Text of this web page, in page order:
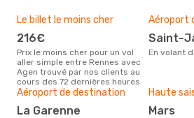
Le billet le moins cher
216€
Prix le moins cher pour un vol
aller simple entre Rennes avec
Agen trouvé par nos clients au
cours des 72 dernières heures
Aéroport
Saint-
En volant
Aéroport de destination
La Garenne
Haute
mars